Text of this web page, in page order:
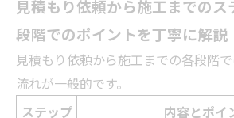
見積もり依頼から施工までのス
段階でのポイントを丁寧に解説
見積もり依頼から施工までの各段階
流れが一般的です。
ステップ
内容とポイ